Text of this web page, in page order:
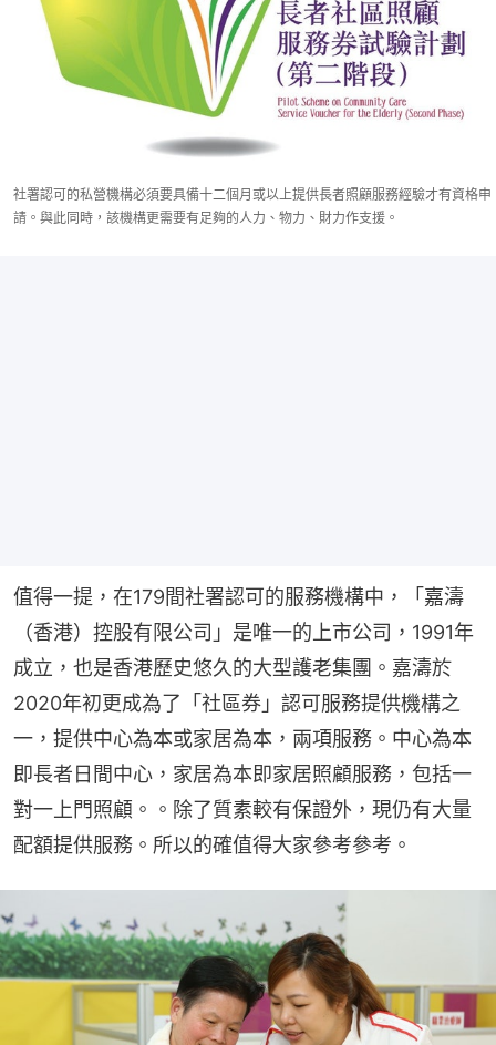
社署認可的私營機構必須要具備十二個月或以上提供長者照顧服務經驗才有資格申
請。與此同時，該機構更需要有足夠的人力、物力、財力作支援。
值得一提，在179間社署認可的服務機構中，「嘉濤
（香港）控股有限公司」是唯一的上市公司，1991年
成立，也是香港歷史悠久的大型護老集團。嘉濤於
2020年初更成為了「社區券」認可服務提供機構之
一，提供中心為本或家居為本，兩項服務。中心為本
即長者日間中心，家居為本即家居照顧服務，包括一
對一上門照顧。。除了質素較有保證外，現仍有大量
配額提供服務。所以的確值得大家參考參考。